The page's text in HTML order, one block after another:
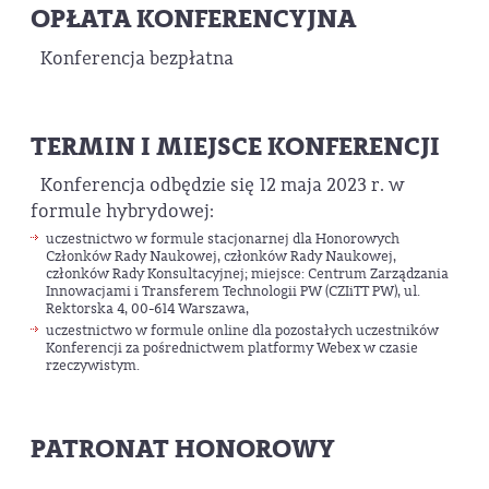
OPŁATA KONFERENCYJNA
Konferencja bezpłatna
TERMIN I MIEJSCE KONFERENCJI
Konferencja odbędzie się 12 maja 2023 r. w
formule hybrydowej:
uczestnictwo w formule stacjonarnej dla Honorowych
Członków Rady Naukowej, członków Rady Naukowej,
członków Rady Konsultacyjnej; miejsce: Centrum Zarządzania
Innowacjami i Transferem Technologii PW (CZIiTT PW), ul.
Rektorska 4, 00-614 Warszawa,
uczestnictwo w formule online dla pozostałych uczestników
Konferencji za pośrednictwem platformy Webex w czasie
rzeczywistym.
PATRONAT HONOROWY